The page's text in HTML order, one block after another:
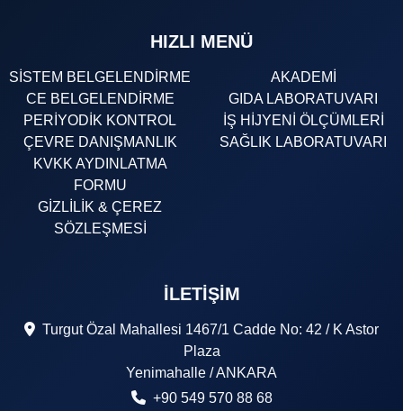
HIZLI MENÜ
SİSTEM BELGELENDİRME
CE BELGELENDİRME
PERİYODİK KONTROL
ÇEVRE DANIŞMANLIK
KVKK AYDINLATMA
FORMU
GİZLİLİK & ÇEREZ
SÖZLEŞMESİ
AKADEMİ
GIDA LABORATUVARI
İŞ HİJYENİ ÖLÇÜMLERİ
SAĞLIK LABORATUVARI
İLETIŞIM
Turgut Özal Mahallesi 1467/1 Cadde No: 42 / K Astor
Plaza
Yenimahalle / ANKARA
+90 549 570 88 68